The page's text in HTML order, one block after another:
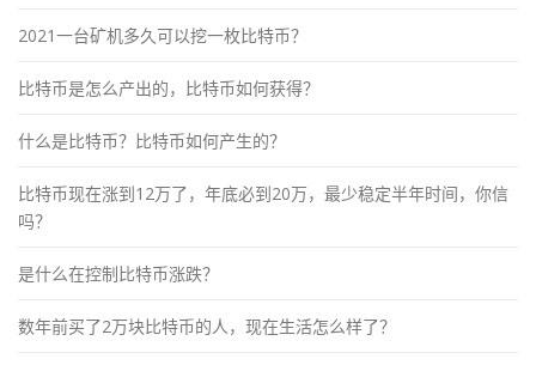
2021一台矿机多久可以挖一枚比特币？
比特币是怎么产出的，比特币如何获得？
什么是比特币？比特币如何产生的？
比特币现在涨到12万了，年底必到20万，最少稳定半年时间，你信
吗？
是什么在控制比特币涨跌？
数年前买了2万块比特币的人，现在生活怎么样了？